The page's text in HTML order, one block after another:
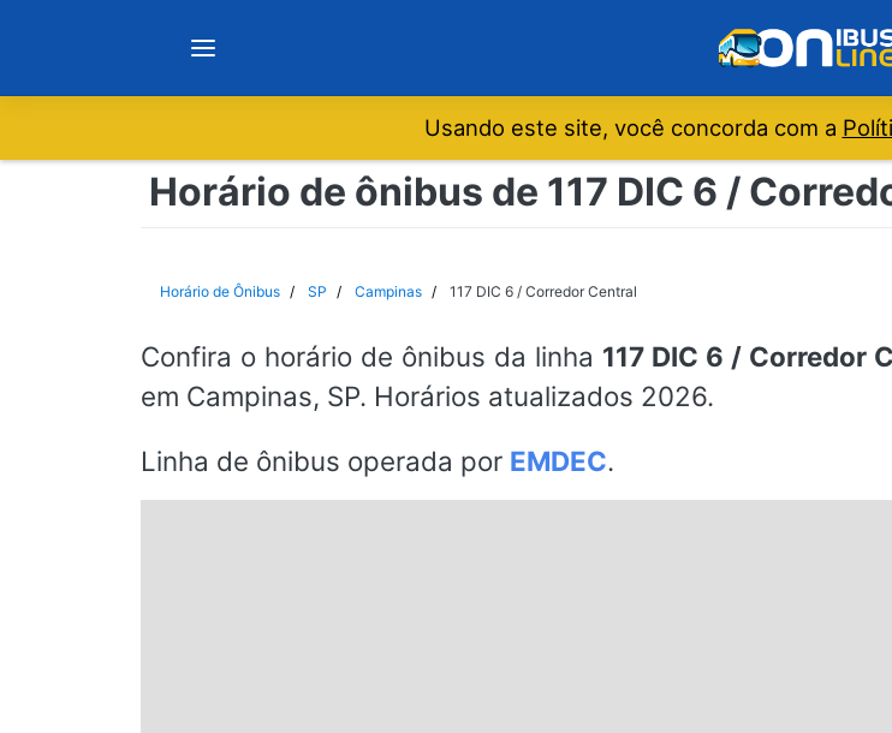
Notícias
São Paulo
Rio de Janeiro
Usando este site, você concorda com a
Horário de ônibus de 117 DIC 6 /
Horário de Ônibus SP Campinas 117 DIC 6 / Corredor Central
Confira o horário de ônibus da linha 117 DIC 6 / Corredor
em Campinas, SP. Horários atualizados 2026.
Linha de ônibus operada por EMDEC.